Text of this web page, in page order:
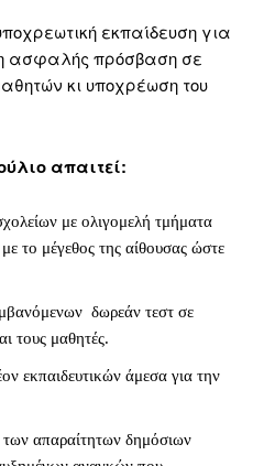
εκπαίδευση για
ασφαλής πρόσβαση σε
κι υποχρέωση του
απαιτεί:
με ολιγομελή τμήματα
το μέγεθος της αίθουσας ώστε
δωρεάν τεστ σε
τους μαθητές.
εκπαιδευτικών άμεσα για την
απαραίτητων δημόσιων